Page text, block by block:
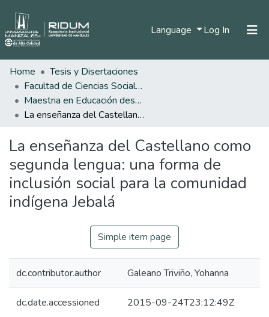
Language Log In (current)
Statistics
Home
Tesis y Disertaciones
Facultad de Ciencias Sociales y Humanas
Maestria en Educación desde la Diversidad
La enseñanza del Castellano como segunda lengua: una forma de inclusión social para la comunidad indígena Jebalá
La enseñanza del Castellano como
segunda lengua: una forma de
inclusión social para la comunidad
indígena Jebalá
Simple item page
dc.contributor.author Galeano Triviño, Yohanna
dc.date.accessioned 2015-09-24T23:12:49Z